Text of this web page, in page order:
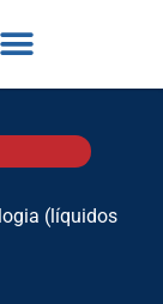
(líquidos